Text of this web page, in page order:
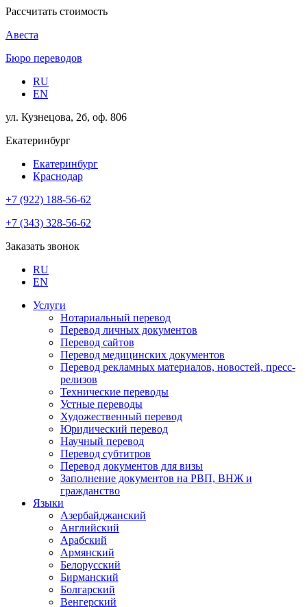
Рассчитать стоимость
Авеста
Бюро переводов
RU
EN
ул. Кузнецова, 2б, оф. 806
Екатеринбург
Екатеринбург
Краснодар
+7 (922) 188-56-62
+7 (343) 328-56-62
Заказать звонок
RU
EN
Услуги
Нотариальный перевод
Перевод личных документов
Перевод сайтов
Перевод медицинских документов
Перевод рекламных материалов, новостей, пресс-
релизов
Технические переводы
Устные переводы
Художественный перевод
Юридический перевод
Научный перевод
Перевод субтитров
Перевод документов для визы
Заполнение документов на РВП, ВНЖ и
гражданство
Языки
Азербайджанский
Английский
Арабский
Армянский
Белорусский
Бирманский
Болгарский
Венгерский